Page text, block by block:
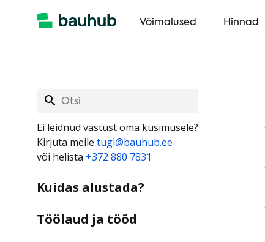
Võimalused Hinnad
Ei leidnud vastust oma küsimusele?
Kirjuta meile tugi@bauhub.ee
või helista +372 880 7831
Kuidas alustada?
Töölaud ja tööd